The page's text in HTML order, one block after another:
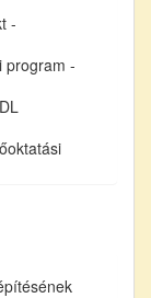
-
program -